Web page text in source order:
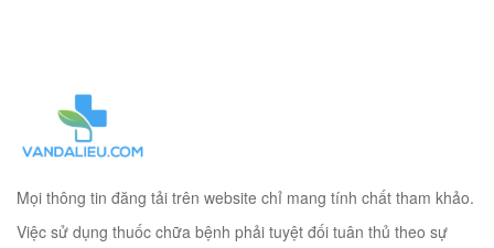
Mọi thông tin đăng tải trên website chỉ mang tính chất tham khảo.
Việc sử dụng thuốc chữa bệnh phải tuyệt đối tuân thủ theo sự